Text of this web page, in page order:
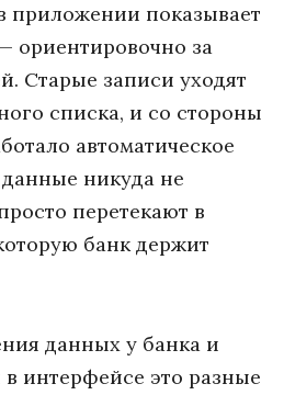
приложении показывает
ориентировочно за
Старые записи уходят
списка, и со стороны
автоматическое
никуда не
перетекают в
банк держит
данных у банка и
интерфейсе это разные